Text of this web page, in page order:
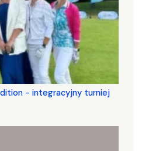
- integracyjny turniej